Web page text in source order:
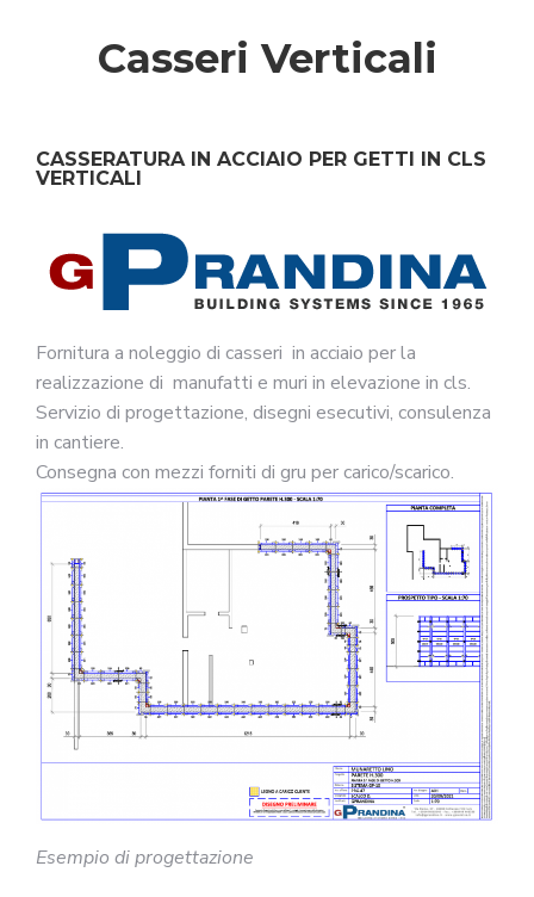
Casseri Verticali
CASSERATURA IN ACCIAIO PER GETTI IN CLS
VERTICALI
Fornitura a noleggio di casseri in acciaio per la
realizzazione di manufatti e muri in elevazione in cls.
Servizio di progettazione, disegni esecutivi, consulenza
in cantiere.
Consegna con mezzi forniti di gru per carico/scarico.
Esempio di progettazione